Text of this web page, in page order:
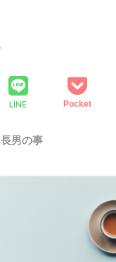
LINE Pocket
長男の事